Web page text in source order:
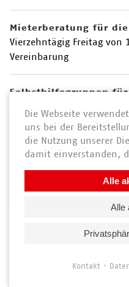
Mieterberatung für
Vierzehntägig Freitag von
Vereinbarung
Selbsthilfegruppen für
Herzinfarkt
Schlaganfall
Lymphödem
Multiple Sklerose
Chronische Bronchitis
Interessengruppen
Die Webseite
uns bei der
die Nutzung unserer
damit einverstanden,
Alle
Alle
Kontakt